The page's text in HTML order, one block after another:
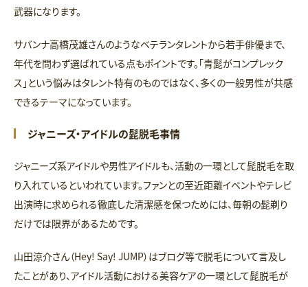
武器になります。
サバンナ高橋茂雄さんのようなベテランタレントから若手俳優まで、
年代を問わず選ばれている点もポイントです。「青髭がコンプレック
ス」という悩みはタレント特有のものではなく、多くの一般男性が共感
できるテーマになっています。
ジャニーズ・アイドルの髭脱毛事情
ジャニーズ系アイドルや男性アイドルも、活動の一環として髭脱毛を取
り入れているといわれています。ファンとの至近距離イベントやテレビ
出演時に求められる徹底した清潔感を保つためには、毎朝の髭剃り
だけでは限界があるためです。
山田涼介さん（Hey! Say! JUMP）はブログ等で脱毛について言及し
たことがあり、アイドル活動における美容ケアの一環として髭脱毛が